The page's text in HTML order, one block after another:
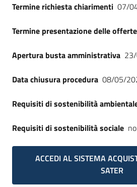
Termine richiesta chiarimenti 07/
Termine presentazione delle offerte
Apertura busta amministrativa
Data chiusura procedura 08/05/
Requisiti di sostenibilità
Requisiti di sostenibilità sociale no
ACCEDI AL SISTEMA
SATER